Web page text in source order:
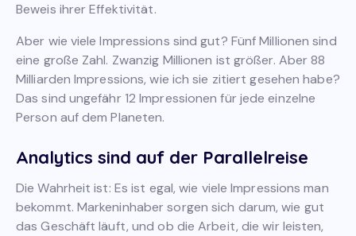
Beweis ihrer Effektivität.
Aber wie viele Impressions sind gut? Fünf Millionen sind
eine große Zahl. Zwanzig Millionen ist größer. Aber 88
Milliarden Impressions, wie ich sie zitiert gesehen habe?
Das sind ungefähr 12 Impressionen für jede einzelne
Person auf dem Planeten.
Analytics sind auf der Parallelreise
Die Wahrheit ist: Es ist egal, wie viele Impressions man
bekommt. Markeninhaber sorgen sich darum, wie gut
das Geschäft läuft, und ob die Arbeit, die wir leisten,